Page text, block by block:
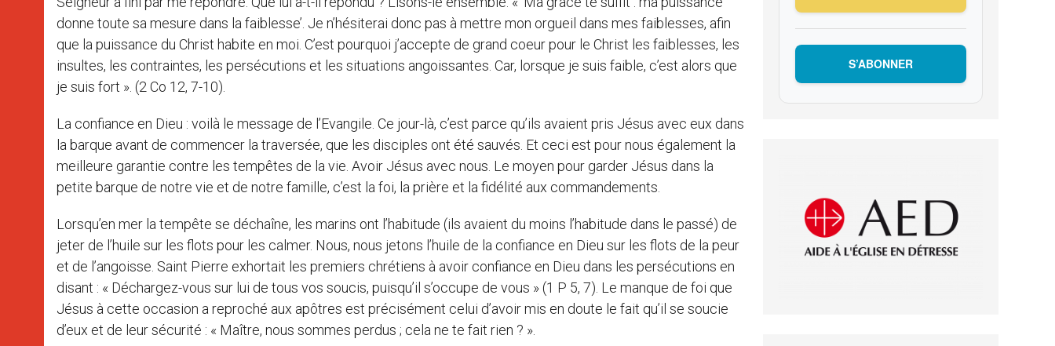
donne toute sa mesure dans la faiblesse’. Je n’hésiterai donc pas à mettre mon orgueil dans mes faiblesses, afin
que la puissance du Christ habite en moi. C’est pourquoi j’accepte de grand coeur pour le Christ les faiblesses, les
insultes, les contraintes, les persécutions et les situations angoissantes. Car, lorsque je suis faible, c’est alors que
je suis fort ». (2 Co 12, 7-10).
La confiance en Dieu : voilà le message de l’Evangile. Ce jour-là, c’est parce qu’ils avaient pris Jésus avec eux dans
la barque avant de commencer la traversée, que les disciples ont été sauvés. Et ceci est pour nous également la
meilleure garantie contre les tempêtes de la vie. Avoir Jésus avec nous. Le moyen pour garder Jésus dans la
petite barque de notre vie et de notre famille, c’est la foi, la prière et la fidélité aux commandements.
Lorsqu’en mer la tempête se déchaîne, les marins ont l’habitude (ils avaient du moins l’habitude dans le passé) de
jeter de l’huile sur les flots pour les calmer. Nous, nous jetons l’huile de la confiance en Dieu sur les flots de la peur
et de l’angoisse. Saint Pierre exhortait les premiers chrétiens à avoir confiance en Dieu dans les persécutions en
disant : « Déchargez-vous sur lui de tous vos soucis, puisqu’il s’occupe de vous » (1 P 5, 7). Le manque de foi que
Jésus à cette occasion a reproché aux apôtres est précisément celui d’avoir mis en doute le fait qu’il se soucie
d’eux et de leur sécurité : « Maître, nous sommes perdus ; cela ne te fait rien ? ».
S’ABONNER